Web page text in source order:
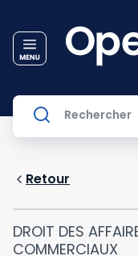
Retour
DROIT DES
COMMERCIAUX